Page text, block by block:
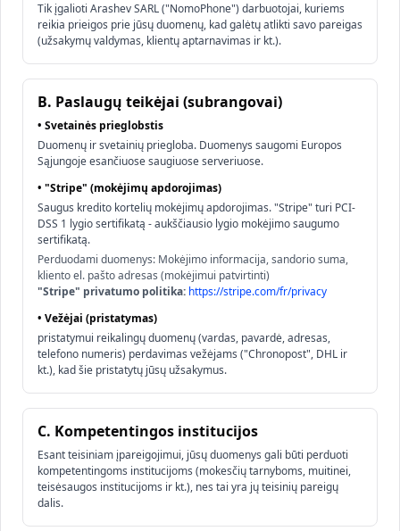
Tik įgalioti Arashev SARL ("NomoPhone") darbuotojai, kuriems
reikia prieigos prie jūsų duomenų, kad galėtų atlikti savo pareigas
(užsakymų valdymas, klientų aptarnavimas ir kt.).
B. Paslaugų teikėjai (subrangovai)
• Svetainės prieglobstis
Duomenų ir svetainių priegloba. Duomenys saugomi Europos
Sąjungoje esančiuose saugiuose serveriuose.
• "Stripe" (mokėjimų apdorojimas)
Saugus kredito kortelių mokėjimų apdorojimas. "Stripe" turi PCI-
DSS 1 lygio sertifikatą - aukščiausio lygio mokėjimo saugumo
sertifikatą.
Perduodami duomenys: Mokėjimo informacija, sandorio suma,
kliento el. pašto adresas (mokėjimui patvirtinti)
"Stripe" privatumo politika: https://stripe.com/fr/privacy
• Vežėjai (pristatymas)
pristatymui reikalingų duomenų (vardas, pavardė, adresas,
telefono numeris) perdavimas vežėjams ("Chronopost", DHL ir
kt.), kad šie pristatytų jūsų užsakymus.
C. Kompetentingos institucijos
Esant teisiniam įpareigojimui, jūsų duomenys gali būti perduoti
kompetentingoms institucijoms (mokesčių tarnyboms, muitinei,
teisėsaugos institucijoms ir kt.), nes tai yra jų teisinių pareigų
dalis.